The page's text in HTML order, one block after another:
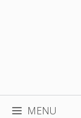
MENU